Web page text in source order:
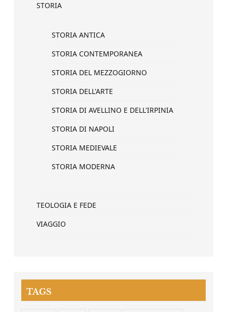
STORIA
STORIA ANTICA
STORIA CONTEMPORANEA
STORIA DEL MEZZOGIORNO
STORIA DELL'ARTE
STORIA DI AVELLINO E DELL'IRPINIA
STORIA DI NAPOLI
STORIA MEDIEVALE
STORIA MODERNA
TEOLOGIA E FEDE
VIAGGIO
TAGS